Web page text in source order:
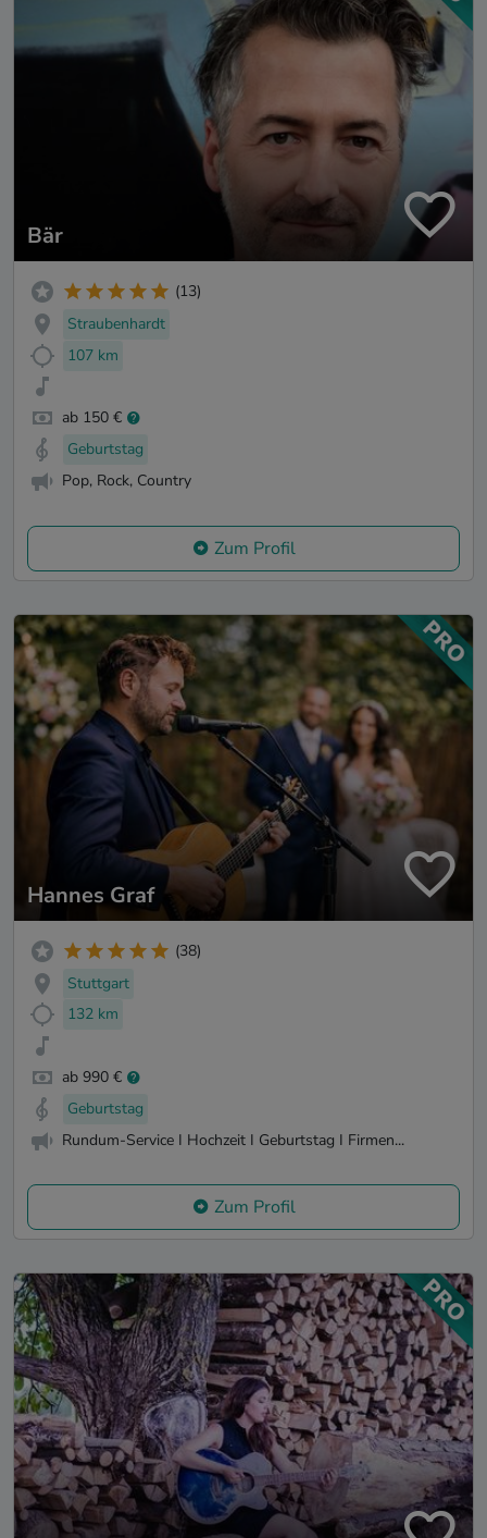
Bär
(13)
Straubenhardt
107 km
ab 150 €
Geburtstag
Pop, Rock, Country
Zum Profil
Hannes Graf
(38)
Stuttgart
132 km
ab 990 €
Geburtstag
Rundum-Service I Hochzeit I Geburtstag I Firmen...
Zum Profil